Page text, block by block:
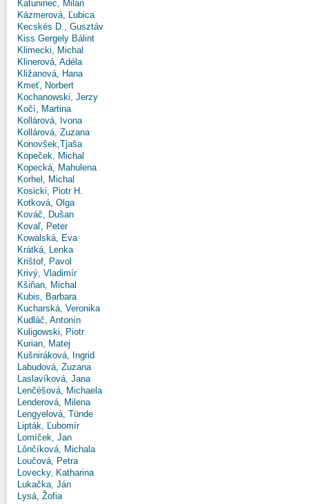
Katuninec, Milan
Kázmerová, Ľubica
Kecskés D., Gusztáv
Kiss Gergely Bálint
Klimecki, Michal
Klinerová, Adéla
Kližanová, Hana
Kmeť, Norbert
Kochanowski, Jerzy
Kočí, Martina
Kollárová, Ivona
Kollárová, Zuzana
Konovšek,Tjaša
Kopeček, Michal
Kopecká, Mahulena
Korhel, Michal
Kosicki, Piotr H.
Kotková, Olga
Kováč, Dušan
Kovaľ, Peter
Kowalská, Eva
Krátká, Lenka
Krištof, Pavol
Krivý, Vladimír
Kšiňan, Michal
Kubis, Barbara
Kucharská, Veronika
Kudláč, Antonín
Kuligowski, Piotr
Kurian, Matej
Kušniráková, Ingrid
Labudová, Zuzana
Laslavíková, Jana
Lenčéšová, Michaela
Lenderová, Milena
Lengyelová, Tünde
Lipták, Ľubomír
Lomíček, Jan
Lônčíková, Michala
Loučová, Petra
Lovecky, Katharina
Lukačka, Ján
Lysá, Žofia